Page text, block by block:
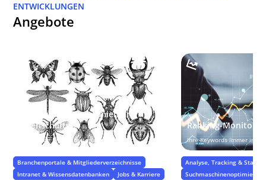
ENTWICKLUNGEN
Angebote
Individuelle Taxonomien und
Eigenschaften
Spezifische Eigenschaften für Ihr Projekt
Branchenportale & Mitgliederverzeichnisse
Intranet & Wissensdatenbanken
Jobs & Karriere
Ranking-
Ihre Keywords immer im
Analyse, Tracking &
Suchmaschinenoptimierung